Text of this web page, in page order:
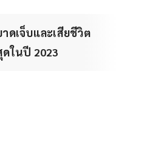
ดเจ็บและเสียชีวิต
ในปี 2023